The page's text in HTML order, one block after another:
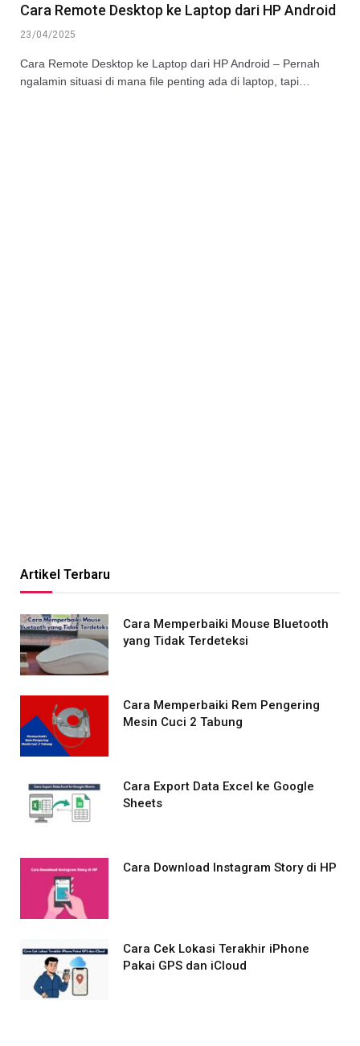
Cara Remote Desktop ke Laptop dari HP Android
23/04/2025
Cara Remote Desktop ke Laptop dari HP Android – Pernah
ngalamin situasi di mana file penting ada di laptop, tapi…
Artikel Terbaru
Cara Memperbaiki Mouse Bluetooth
yang Tidak Terdeteksi
Cara Memperbaiki Rem Pengering
Mesin Cuci 2 Tabung
Cara Export Data Excel ke Google
Sheets
Cara Download Instagram Story di HP
Cara Cek Lokasi Terakhir iPhone
Pakai GPS dan iCloud